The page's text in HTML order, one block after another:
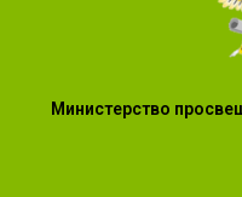
Министерство